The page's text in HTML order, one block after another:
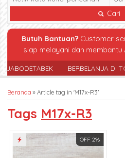
Cari
Butuh Bantuan? Customer
siap melayani dan membantu
JABODETABEK BERBELANJA DI
Beranda »Article tag in 'M17x-R3'
Tags M17x-R3
OFF 2%